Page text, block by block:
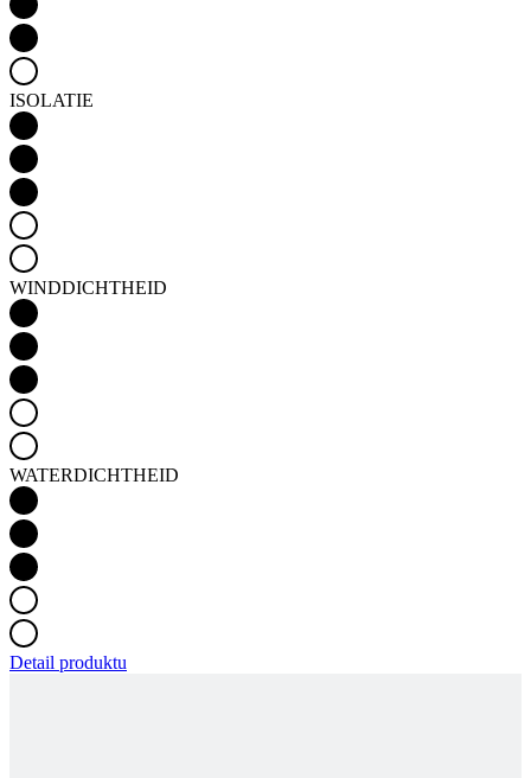
ISOLATIE
WINDDICHTHEID
WATERDICHTHEID
Detail produktu